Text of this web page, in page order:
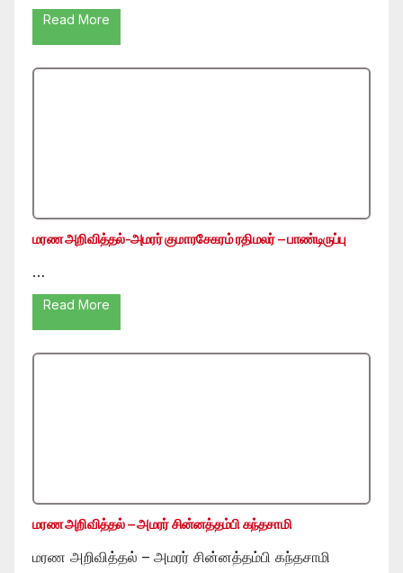
Read More
மரண அறிவித்தல்-அமரர் குமாரசேகரம் ரதிமலர் – பாண்டிருப்பு
…
Read More
மரண அறிவித்தல் – அமரர் சின்னத்தம்பி கந்தசாமி
மரண அறிவித்தல் – அமரர் சின்னத்தம்பி கந்தசாமி